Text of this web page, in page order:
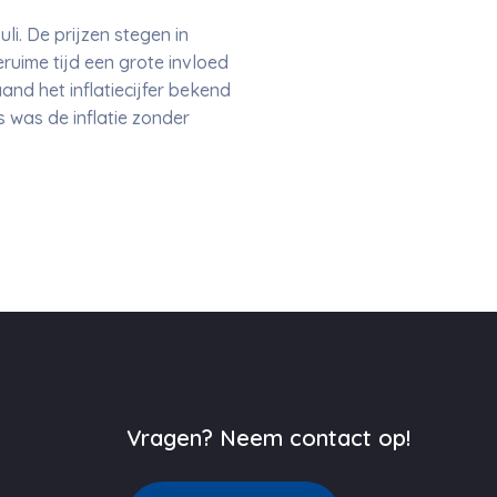
De prijzen stegen in
tijd een grote invloed
het inflatiecijfer bekend
was de inflatie zonder
Vragen? Neem contact op!